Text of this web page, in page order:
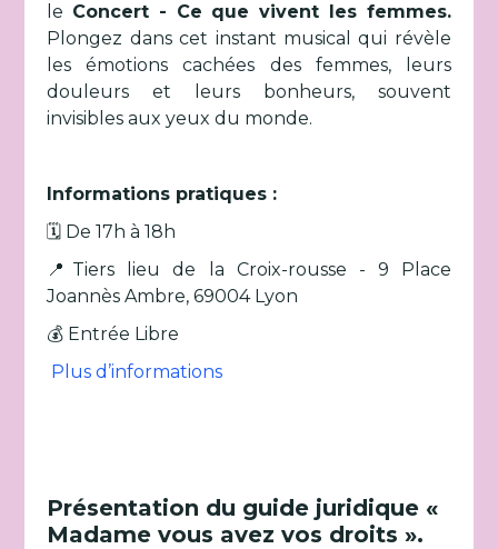
le Concert - Ce que vivent les femmes.
Plongez dans cet instant musical qui révèle
les émotions cachées des femmes, leurs
douleurs et leurs bonheurs, souvent
invisibles aux yeux du monde.
Informations pratiques :
🗓️ De 17h à 18h
📍Tiers lieu de la Croix-rousse - 9 Place
Joannès Ambre, 69004 Lyon
💰 Entrée Libre
Plus d’informations
Présentation du guide juridique «
Madame vous avez vos droits ».